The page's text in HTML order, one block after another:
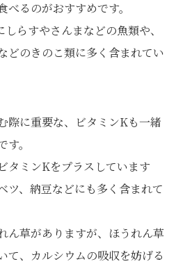
るのがおすすめです。
らすやさんまなどの魚類や、
どのきのこ類に多く含まれてい
際に重要な、ビタミンKも一緒
。
タミンKをプラスしています
ツ、納豆などにも多く含まれて
ん草がありますが、ほうれん草
て、カルシウムの吸収を妨げる